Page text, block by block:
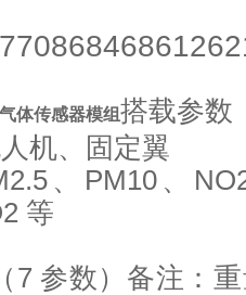
体传感器模组搭载参数
机、固定翼
、PM10、
等
7 参数） 备注：